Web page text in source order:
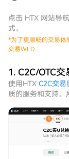
点击 HTX 网站导
式。
*为了更顺畅的交易体
交易WLD
1. C2C/OTC交
使用HTX C2C交易
质的服务和支持。